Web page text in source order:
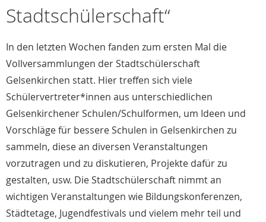
Stadtschülerschaft“
In den letzten Wochen fanden zum ersten Mal die
Vollversammlungen der Stadtschülerschaft
Gelsenkirchen statt. Hier treffen sich viele
Schülervertreter*innen aus unterschiedlichen
Gelsenkirchener Schulen/Schulformen, um Ideen und
Vorschläge für bessere Schulen in Gelsenkirchen zu
sammeln, diese an diversen Veranstaltungen
vorzutragen und zu diskutieren, Projekte dafür zu
gestalten, usw. Die Stadtschülerschaft nimmt an
wichtigen Veranstaltungen wie Bildungskonferenzen,
Städtetage, Jugendfestivals und vielem mehr teil und